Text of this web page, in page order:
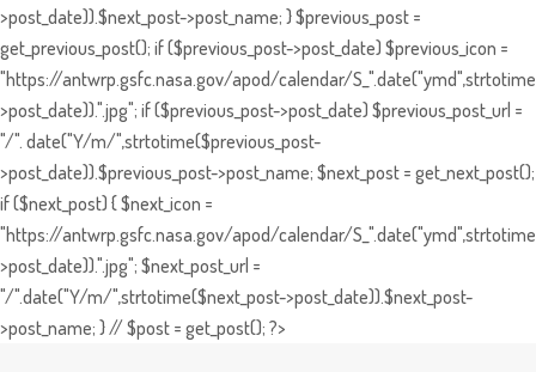
>post_date)).$next_post->post_name; } $previous_post =
get_previous_post(); if ($previous_post->post_date) $previous_icon =
"https://antwrp.gsfc.nasa.gov/apod/calendar/
>post_date)).".jpg"; if ($previous_post->post_date) $previous_post_url =
"/". date("Y/m/",strtotime($previous_post-
>post_date)).$previous_post->post_name; $next_post = get_next_post();
if ($next_post) { $next_icon =
"https://antwrp.gsfc.nasa.gov/apod/calendar/
>post_date)).".jpg"; $next_post_url =
"/".date("Y/m/",strtotime($next_post->post_date)).$next_post-
>post_name; } // $post = get_post(); ?>